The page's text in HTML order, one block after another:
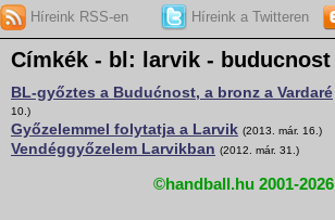
Híreink RSS-en Híreink a Twitteren
Címkék - bl: larvik - buducnost
BL-győztes a Budućnost, a bronz a Vardaré
10.)
Győzelemmel folytatja a Larvik (2013. már. 16.)
Vendéggyőzelem Larvikban (2012. már. 31.)
©handball.hu 2001-2026